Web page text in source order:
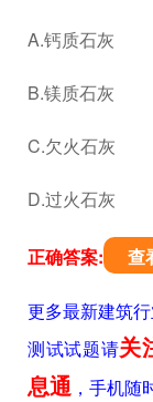
A.钙质石灰
B.镁质石灰
C.欠火石灰
D.过火石灰
正确答案: 查
更多最新建筑
测试试题请关
息通，手机随